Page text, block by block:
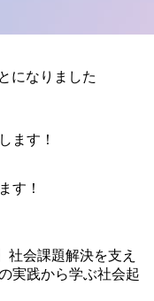
になりました
す！